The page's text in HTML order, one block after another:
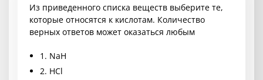
Из приведенного списка веществ выберите те,
которые относятся к кислотам. Количество
верных ответов может оказаться любым
1. NaH
2. HCl